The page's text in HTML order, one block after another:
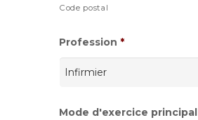
Code postal
Profession *
Mode d'exercice principal